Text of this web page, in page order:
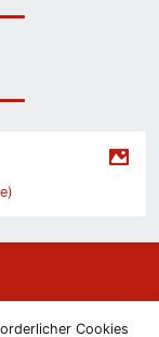
Cookies